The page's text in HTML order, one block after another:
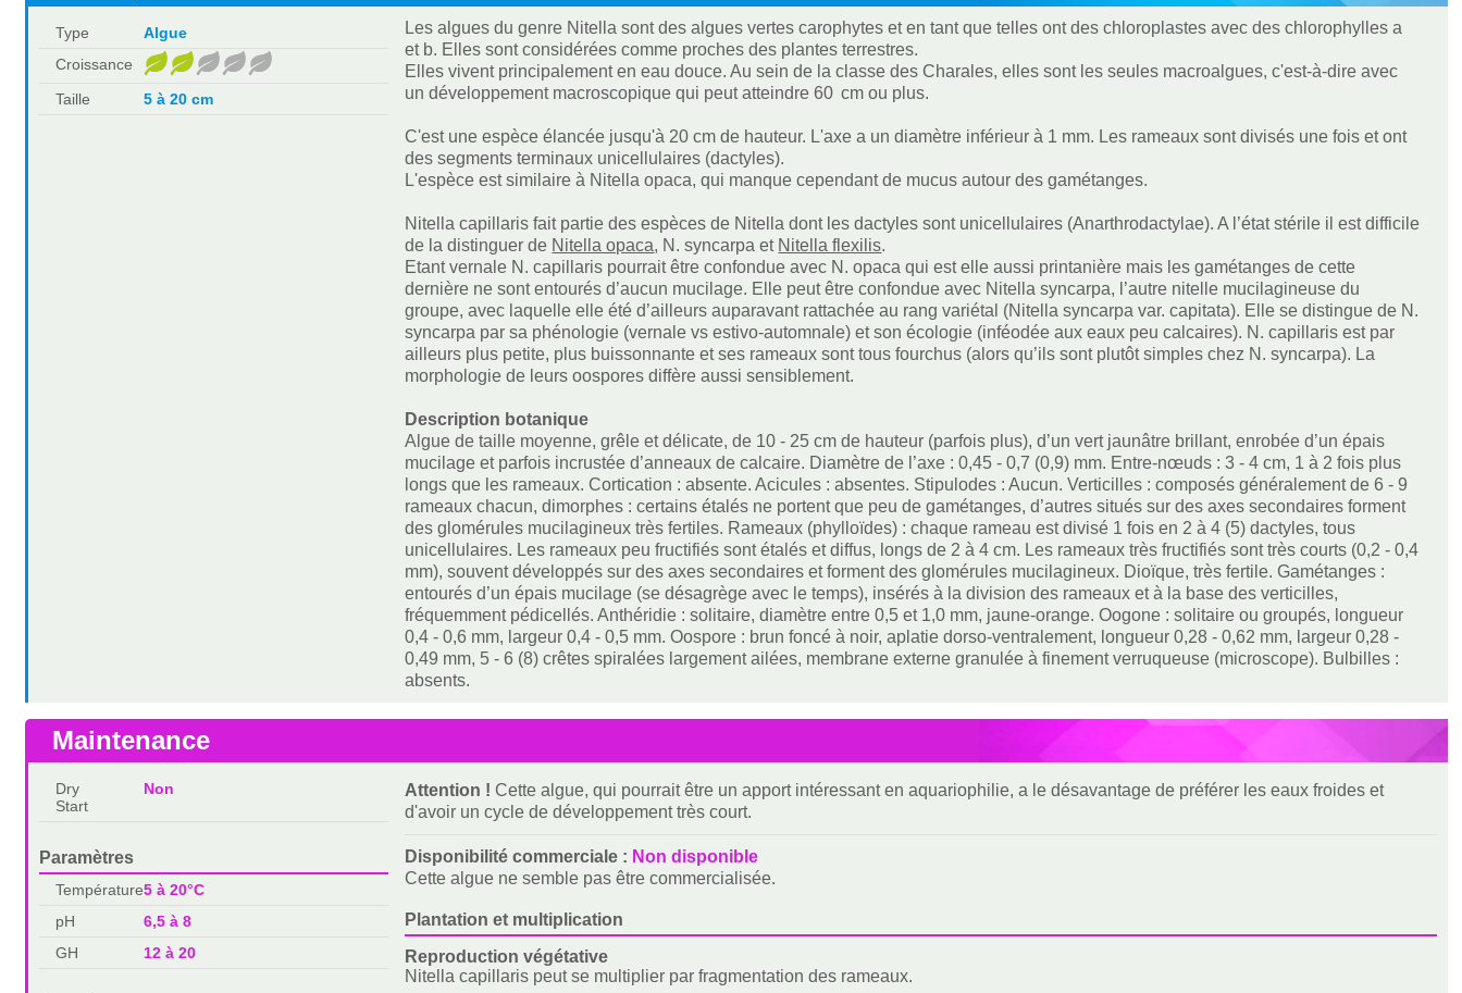
Type
Algue
Croissance
Taille
5 à 20 cm
Les algues du genre Nitella sont des algues vertes carophytes et en tant que telles ont des chloroplastes avec des chlorophylles a
et b. Elles sont considérées comme proches des plantes terrestres.
Elles vivent principalement en eau douce. Au sein de la classe des Charales, elles sont les seules macroalgues, c'est-à-dire avec
un développement macroscopique qui peut atteindre 60 cm ou plus.
C'est une espèce élancée jusqu'à 20 cm de hauteur. L'axe a un diamètre inférieur à 1 mm. Les rameaux sont divisés une fois et ont
des segments terminaux unicellulaires (dactyles).
L'espèce est similaire à Nitella opaca, qui manque cependant de mucus autour des gamétanges.
Nitella capillaris fait partie des espèces de Nitella dont les dactyles sont unicellulaires (Anarthrodactylae). A l’état stérile il est difficile
de la distinguer de Nitella opaca, N. syncarpa et Nitella flexilis.
Etant vernale N. capillaris pourrait être confondue avec N. opaca qui est elle aussi printanière mais les gamétanges de cette
dernière ne sont entourés d’aucun mucilage. Elle peut être confondue avec Nitella syncarpa, l’autre nitelle mucilagineuse du
groupe, avec laquelle elle été d’ailleurs auparavant rattachée au rang variétal (Nitella syncarpa var. capitata). Elle se distingue de N.
syncarpa par sa phénologie (vernale vs estivo-automnale) et son écologie (inféodée aux eaux peu calcaires). N. capillaris est par
ailleurs plus petite, plus buissonnante et ses rameaux sont tous fourchus (alors qu’ils sont plutôt simples chez N. syncarpa). La
morphologie de leurs oospores diffère aussi sensiblement.
Description botanique
Algue de taille moyenne, grêle et délicate, de 10 - 25 cm de hauteur (parfois plus), d’un vert jaunâtre brillant, enrobée d’un épais
mucilage et parfois incrustée d’anneaux de calcaire. Diamètre de l’axe : 0,45 - 0,7 (0,9) mm. Entre-nœuds : 3 - 4 cm, 1 à 2 fois plus
longs que les rameaux. Cortication : absente. Acicules : absentes. Stipulodes : Aucun. Verticilles : composés généralement de 6 - 9
rameaux chacun, dimorphes : certains étalés ne portent que peu de gamétanges, d’autres situés sur des axes secondaires forment
des glomérules mucilagineux très fertiles. Rameaux (phylloïdes) : chaque rameau est divisé 1 fois en 2 à 4 (5) dactyles, tous
unicellulaires. Les rameaux peu fructifiés sont étalés et diffus, longs de 2 à 4 cm. Les rameaux très fructifiés sont très courts (0,2 - 0,4
mm), souvent développés sur des axes secondaires et forment des glomérules mucilagineux. Dioïque, très fertile. Gamétanges :
entourés d’un épais mucilage (se désagrège avec le temps), insérés à la division des rameaux et à la base des verticilles,
fréquemment pédicellés. Anthéridie : solitaire, diamètre entre 0,5 et 1,0 mm, jaune-orange. Oogone : solitaire ou groupés, longueur
0,4 - 0,6 mm, largeur 0,4 - 0,5 mm. Oospore : brun foncé à noir, aplatie dorso-ventralement, longueur 0,28 - 0,62 mm, largeur 0,28 -
0,49 mm, 5 - 6 (8) crêtes spiralées largement ailées, membrane externe granulée à finement verruqueuse (microscope). Bulbilles :
absents.
Maintenance
Dry
Start
Non
Paramètres
Température5 à 20°C
pH
6,5 à 8
GH
12 à 20
Attention ! Cette algue, qui pourrait être un apport intéressant en aquariophilie, a le désavantage de préférer les eaux froides et
d'avoir un cycle de développement très court.
Disponibilité commerciale : Non disponible
Cette algue ne semble pas être commercialisée.
Plantation et multiplication
Reproduction végétative
Nitella capillaris peut se multiplier par fragmentation des rameaux.